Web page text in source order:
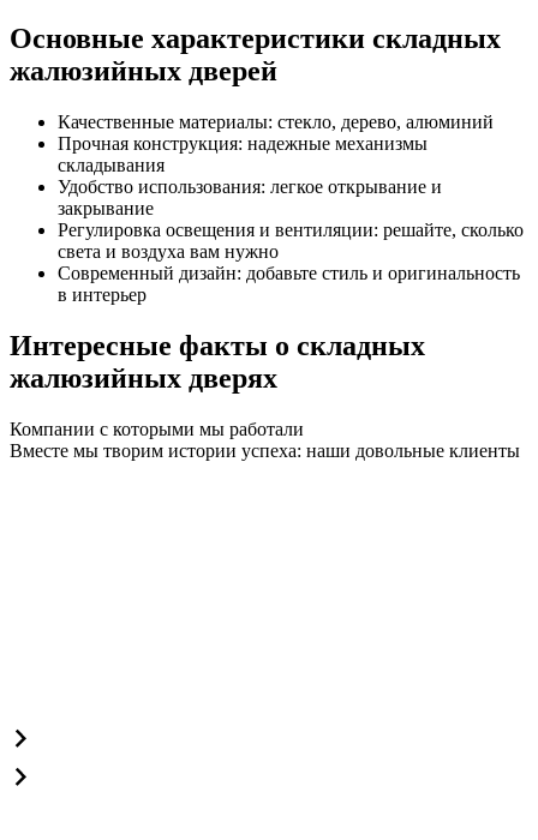
Основные характеристики складных
жалюзийных дверей
Качественные материалы: стекло, дерево, алюминий
Прочная конструкция: надежные механизмы
складывания
Удобство использования: легкое открывание и
закрывание
Регулировка освещения и вентиляции: решайте, сколько
света и воздуха вам нужно
Современный дизайн: добавьте стиль и оригинальность
в интерьер
Интересные факты о складных
жалюзийных дверях
Компании с которыми мы работали
Вместе мы творим истории успеха: наши довольные клиенты